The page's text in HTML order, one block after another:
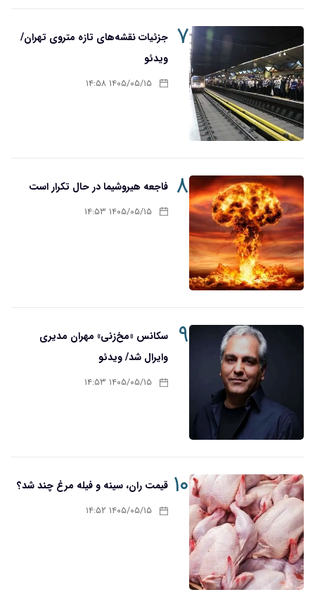
۷ جزئیات نقشه‌های تازه متروی تهران/
ویدئو
۱۴۰۵/۰۵/۱۵ ۱۴:۵۸
۸ فاجعه هیروشیما در حال تکرار است
۱۴۰۵/۰۵/۱۵ ۱۴:۵۳
۹
سکانس «مخ‌زنی» مهران مدیری
وایرال شد/ ویدئو
۱۴۰۵/۰۵/۱۵ ۱۴:۵۳
۱۰ قیمت ران، سینه و فیله مرغ چند شد؟
۱۴۰۵/۰۵/۱۵ ۱۴:۵۲